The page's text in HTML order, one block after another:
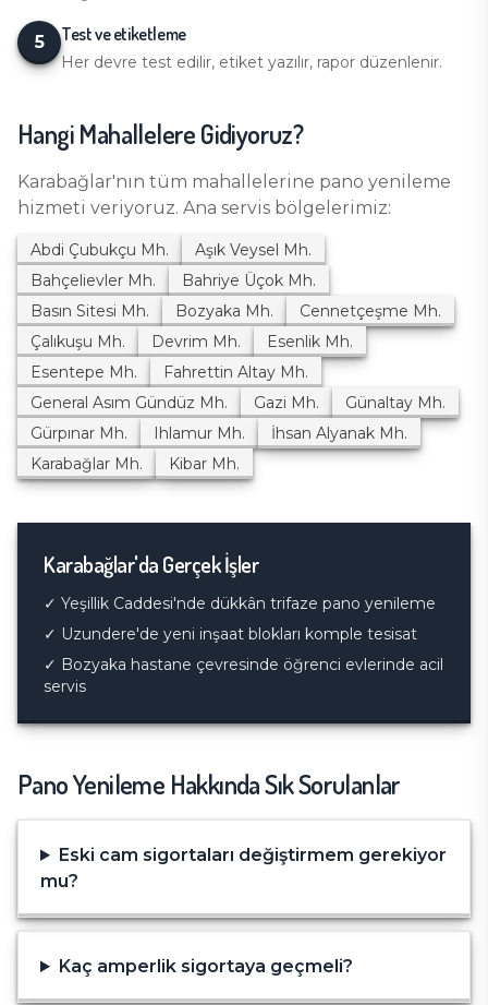
5 Test ve etiketleme
Her devre test edilir, etiket yazılır, rapor düzenlenir.
Hangi Mahallelere Gidiyoruz?
Karabağlar'nın tüm mahallelerine pano yenileme
hizmeti veriyoruz. Ana servis bölgelerimiz:
Abdi Çubukçu Mh. Aşık Veysel Mh.
Bahçelievler Mh. Bahriye Üçok Mh.
Basın Sitesi Mh. Bozyaka Mh. Cennetçeşme Mh.
Çalıkuşu Mh. Devrim Mh. Esenlik Mh.
Esentepe Mh. Fahrettin Altay Mh.
General Asım Gündüz Mh. Gazi Mh. Günaltay Mh.
Gürpınar Mh. Ihlamur Mh. İhsan Alyanak Mh.
Karabağlar Mh. Kibar Mh.
Karabağlar'da Gerçek İşler
✓ Yeşillik Caddesi'nde dükkân trifaze pano yenileme
✓ Uzundere'de yeni inşaat blokları komple tesisat
✓ Bozyaka hastane çevresinde öğrenci evlerinde acil
servis
Pano Yenileme Hakkında Sık Sorulanlar
Eski cam sigortaları değiştirmem gerekiyor
mu?
Kaç amperlik sigortaya geçmeli?